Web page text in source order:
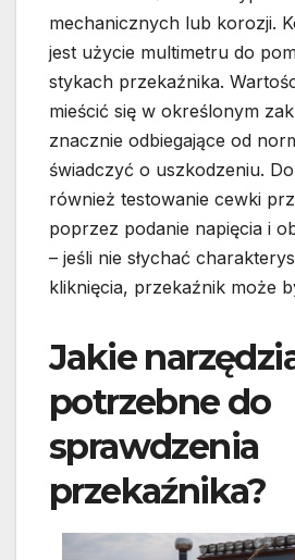
mechanicznych lub korozji.
jest użycie multimetru do
stykach przekaźnika.
mieścić się w określonym
znacznie odbiegające od
świadczyć o uszkodzeniu.
również testowanie cewki
poprzez podanie napięcia i
– jeśli nie słychać
kliknięcia, przekaźnik może
Jakie
potrzebne do
sprawdzenia
przekaźnika?